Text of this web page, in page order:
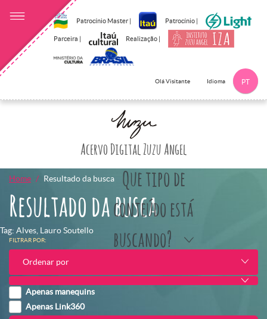
Patrocínio Master | Patrocínio |
Parceira | Realização |
Olá Visitante Idioma PT
Acervo Digital Zuzu Angel
Que tipo de
conteúdo está
buscando?
Home Resultado da busca
Resultado da busca
Tag: Alves, Lauro Soutello
FILTRAR POR:
Ordenar por
Apenas manequins
Apenas Link360